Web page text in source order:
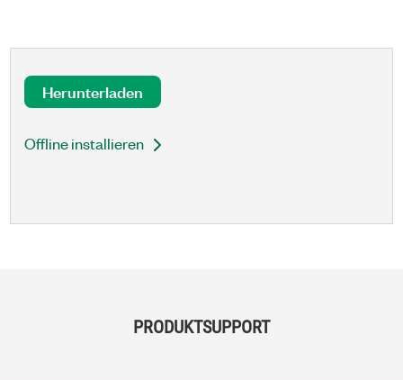
Herunterladen
Offline installieren
PRODUKTSUPPORT